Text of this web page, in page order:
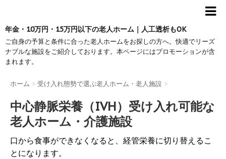
年金・10万円・15万円以下の老人ホーム｜人工透析もOK
ご自身の予算と条件に合った老人ホームをお探しの方へ。快適でリーズ
ナブルな施設をご紹介しております。本ページにはプロモーションが含
まれます。
ホーム > 受け入れ態勢で選ぶ老人ホーム・老人施設 >
中心静脈栄養（IVH）受け入れ可能な
老人ホーム・介護施設
口から食事ができなくなると、経管栄養に切り替えるこ
とになります。